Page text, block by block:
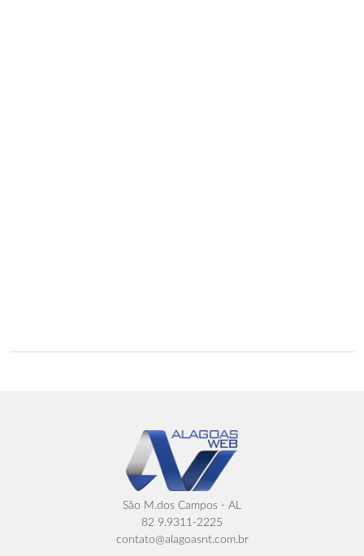
São M.dos Campos - AL
82 9.9311-2225
contato@alagoasnt.com.br